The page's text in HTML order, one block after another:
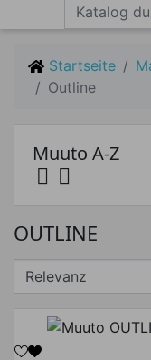
Startseite
Outline
Preis
Preis von
€
Muuto A-Z
 
OUTLINE